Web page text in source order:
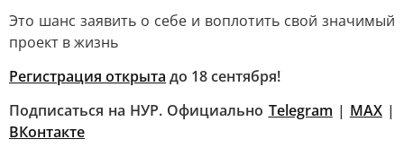
Это шанс заявить о себе и воплотить свой значимый
проект в жизнь
Регистрация открыта до 18 сентября!
Подписаться на НУР. Официально Telegram | MAХ|
ВКонтакте